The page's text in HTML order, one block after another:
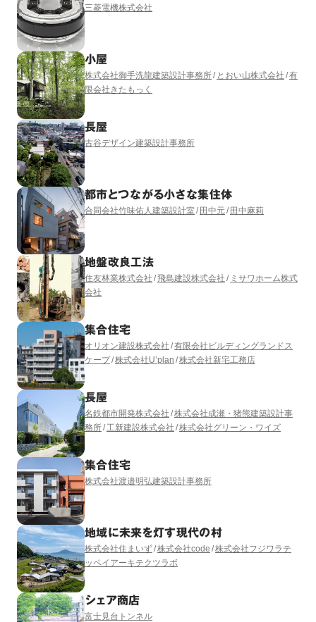
三菱電機株式会社
小屋
株式会社御手洗龍建築設計事務所 とおい山株式会社 有
限会社きたもっく
長屋
古谷デザイン建築設計事務所
都市とつながる小さな集住体
合同会社竹味佑人建築設計室 田中元 田中麻莉
地盤改良工法
住友林業株式会社 飛島建設株式会社
ミサワホーム株式
会社
集合住宅
オリオン建設株式会社 有限会社ビルディングランドス
ケープ 株式会社U’plan 株式会社新宅工務店
長屋
名鉄都市開発株式会社 株式会社成瀬・猪熊建築設計事
務所 工新建設株式会社 株式会社グリーン・ワイズ
集合住宅
株式会社渡邉明弘建築設計事務所
地域に未来を灯す現代の村
株式会社住まいず 株式会社code 株式会社フジワラテ
ッペイアーキテクツラボ
シェア商店
富士見台トンネル